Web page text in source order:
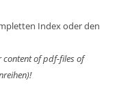
Index oder den
content ofpdf-files of